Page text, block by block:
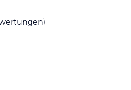
Der Poolbereich ist mit Wasser in
sowohl für Kinder als